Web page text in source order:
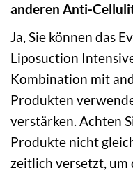
anderen Anti-
Ja, Sie können das
Liposuction
Kombination mit
Produkten
verstärken. Achten
Produkte nicht
zeitlich versetzt, um